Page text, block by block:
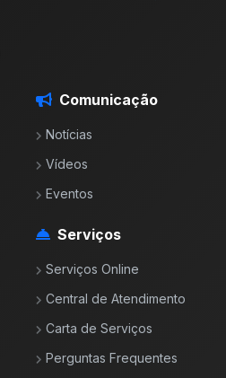
Comunicação
Notícias
Vídeos
Eventos
Serviços
Serviços Online
Central de Atendimento
Carta de Serviços
Perguntas Frequentes